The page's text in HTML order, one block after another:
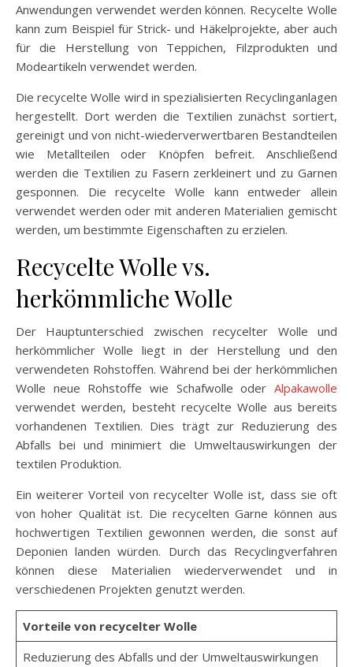
Anwendungen verwendet werden können. Recycelte Wolle
kann zum Beispiel für Strick- und Häkelprojekte, aber auch
für die Herstellung von Teppichen, Filzprodukten und
Modeartikeln verwendet werden.
Die recycelte Wolle wird in spezialisierten Recyclinganlagen
hergestellt. Dort werden die Textilien zunächst sortiert,
gereinigt und von nicht-wiederverwertbaren Bestandteilen
wie Metallteilen oder Knöpfen befreit. Anschließend
werden die Textilien zu Fasern zerkleinert und zu Garnen
gesponnen. Die recycelte Wolle kann entweder allein
verwendet werden oder mit anderen Materialien gemischt
werden, um bestimmte Eigenschaften zu erzielen.
Recycelte Wolle vs.
herkömmliche Wolle
Der Hauptunterschied zwischen recycelter Wolle und
herkömmlicher Wolle liegt in der Herstellung und den
verwendeten Rohstoffen. Während bei der herkömmlichen
Wolle neue Rohstoffe wie Schafwolle oder Alpakawolle
verwendet werden, besteht recycelte Wolle aus bereits
vorhandenen Textilien. Dies trägt zur Reduzierung des
Abfalls bei und minimiert die Umweltauswirkungen der
textilen Produktion.
Ein weiterer Vorteil von recycelter Wolle ist, dass sie oft
von hoher Qualität ist. Die recycelten Garne können aus
hochwertigen Textilien gewonnen werden, die sonst auf
Deponien landen würden. Durch das Recyclingverfahren
können diese Materialien wiederverwendet und in
verschiedenen Projekten genutzt werden.
Vorteile von recycelter Wolle
Reduzierung des Abfalls und der Umweltauswirkungen